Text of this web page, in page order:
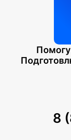
8